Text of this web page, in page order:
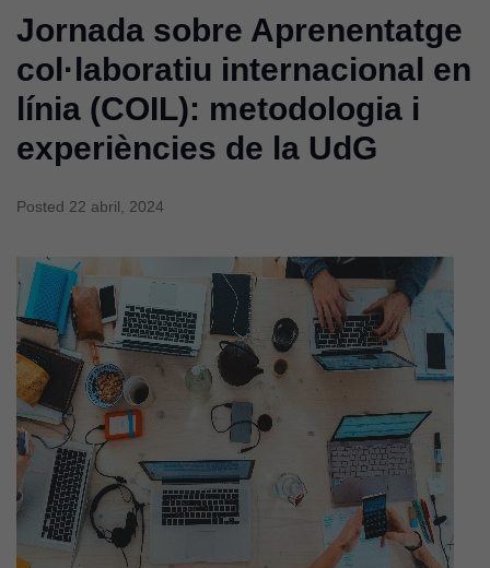
Jornada sobre Aprenentatge
col·laboratiu internacional en
línia (COIL): metodologia i
experiències de la UdG
Posted 22 abril, 2024